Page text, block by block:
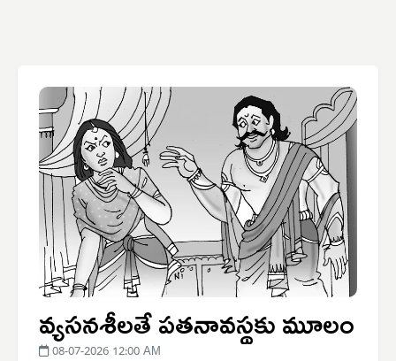
వ్యసనశీలతే పతనావస్థకు మూలం
08-07-2026 12:00 AM